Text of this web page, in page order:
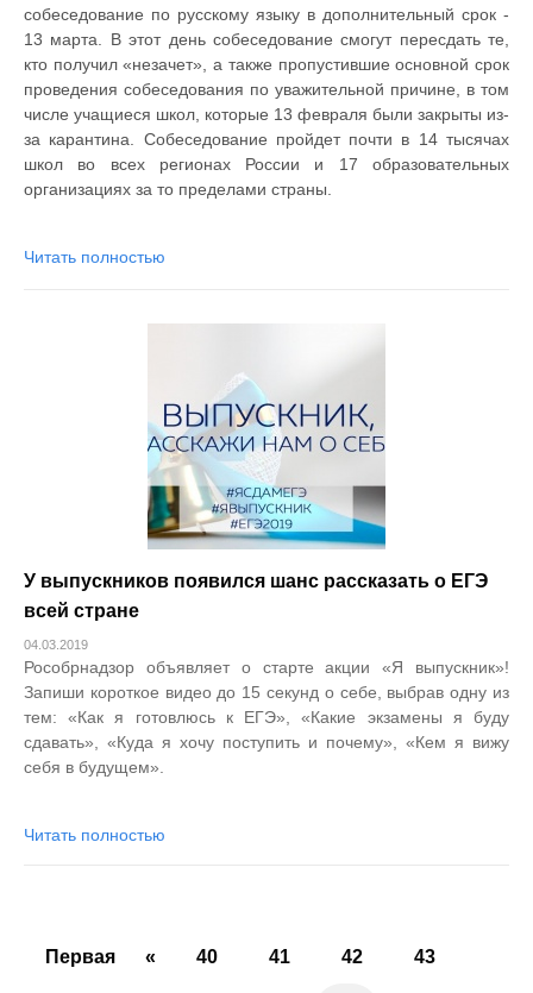
собеседование по русскому языку в дополнительный срок -
13 марта. В этот день собеседование смогут пересдать те,
кто получил «незачет», а также пропустившие основной срок
проведения собеседования по уважительной причине, в том
числе учащиеся школ, которые 13 февраля были закрыты из-
за карантина. Собеседование пройдет почти в 14 тысячах
школ во всех регионах России и 17 образовательных
организациях за то пределами страны.
Читать полностью
У выпускников появился шанс рассказать о ЕГЭ
всей стране
04.03.2019
Рособрнадзор объявляет о старте акции «Я выпускник»!
Запиши короткое видео до 15 секунд о себе, выбрав одну из
тем: «Как я готовлюсь к ЕГЭ», «Какие экзамены я буду
сдавать», «Куда я хочу поступить и почему», «Кем я вижу
себя в будущем».
Читать полностью
Первая « 40 41 42 43